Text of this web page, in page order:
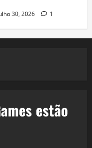
30, 2026 1
estão